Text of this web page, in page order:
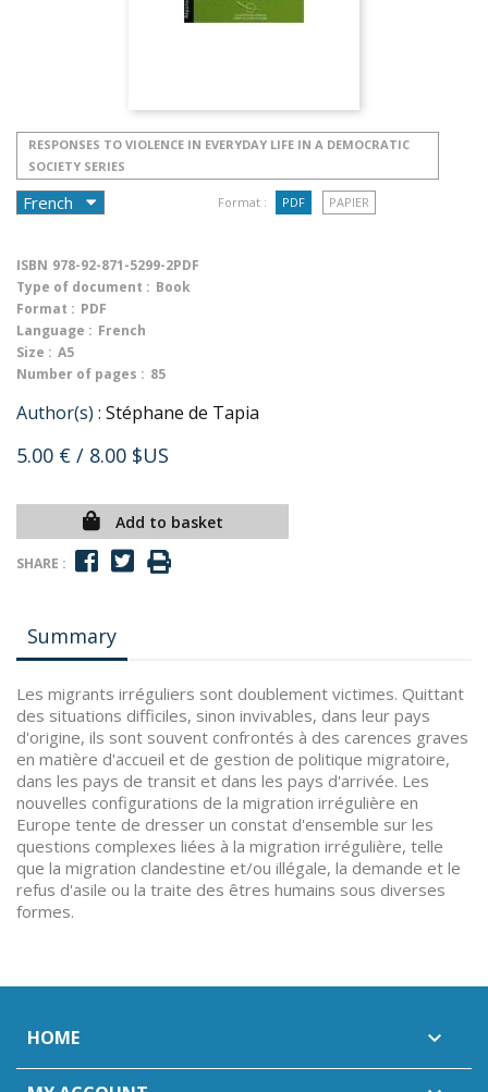
RESPONSES TO VIOLENCE IN EVERYDAY LIFE IN A DEMOCRATIC
SOCIETY SERIES
Format : PDF PAPIER
ISBN 978-92-871-5299-2PDF
Type of document : Book
Format : PDF
Language : French
Size : A5
Number of pages : 85
Author(s) : Stéphane de Tapia
5.00 € / 8.00 $US
Add to basket
SHARE :
Summary
Les migrants irréguliers sont doublement victimes. Quittant
des situations difficiles, sinon invivables, dans leur pays
d'origine, ils sont souvent confrontés à des carences graves
en matière d'accueil et de gestion de politique migratoire,
dans les pays de transit et dans les pays d'arrivée. Les
nouvelles configurations de la migration irrégulière en
Europe tente de dresser un constat d'ensemble sur les
questions complexes liées à la migration irrégulière, telle
que la migration clandestine et/ou illégale, la demande et le
refus d'asile ou la traite des êtres humains sous diverses
formes.
HOME 